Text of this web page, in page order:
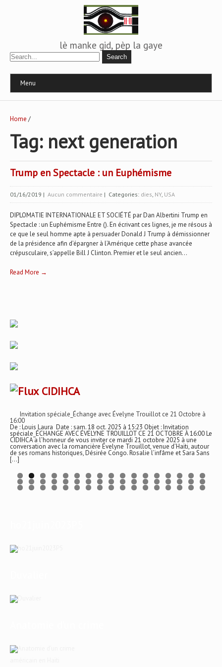
lè manke gid, pèp la gaye
Menu
Home /
Tag: next generation
Trump en Spectacle : un Euphémisme
01/16/2019 | Aucun commentaire | Categories: dies, NY, USA
DIPLOMATIE INTERNATIONALE ET SOCIÉTÉ par Dan Albertini Trump en
Spectacle : un Euphémisme Entre (). En écrivant ces lignes, je me résous à
ce que le seul homme apte à persuader Donald J Trump à démissionner
de la présidence afin d’épargner à l’Amérique cette phase avancée
crépusculaire, s’appelle Bill J Clinton. Premier et le seul ancien...
Read More →
CIDIHCA
Invitation spéciale_Échange avec Évelyne Trouillot ce 21 Octobre à
16:00
De : Louis Laura Date : sam. 18 oct. 2025 à 15:23 Objet : Invitation
spéciale_ÉCHANGE AVEC ÉVELYNE TROUILLOT CE 21 OCTOBRE À 16:00 Le
CIDIHCA a l’honneur de vous inviter ce mardi 21 octobre 2025 à une
conversation avec la romancière Évelyne Trouillot, venue d’Haïti, autour
de ses romans historiques, Désirée Congo. Rosalie l’infâme et Sara Sans
[…]